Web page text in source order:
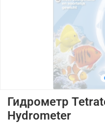
Гидрометр
Hydrometer